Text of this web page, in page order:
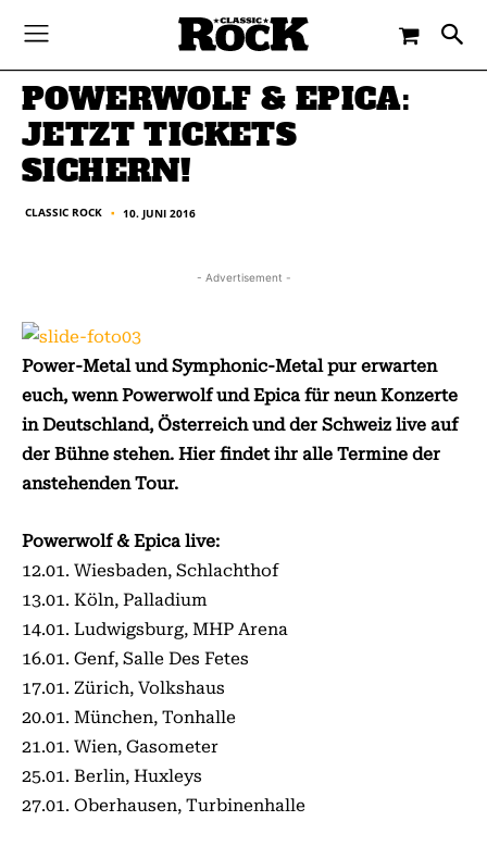
CLASSIC ROCK 10. JUNI 2016
POWERWOLF & EPICA:
JETZT TICKETS
SICHERN!
CLASSIC ROCK ■ 10. JUNI 2016
- Advertisement -
Power-Metal und Symphonic-Metal pur erwarten
euch, wenn Powerwolf und Epica für neun Konzerte
in Deutschland, Österreich und der Schweiz live auf
der Bühne stehen. Hier findet ihr alle Termine der
anstehenden Tour.
Powerwolf & Epica live:
12.01. Wiesbaden, Schlachthof
13.01. Köln, Palladium
14.01. Ludwigsburg, MHP Arena
16.01. Genf, Salle Des Fetes
17.01. Zürich, Volkshaus
20.01. München, Tonhalle
21.01. Wien, Gasometer
25.01. Berlin, Huxleys
27.01. Oberhausen, Turbinenhalle